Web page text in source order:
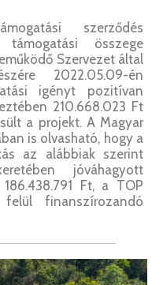
szerződés
összege
Szervezet által
2022.05.09-én
igényt pozitívan
210.668.023 Ft
a projekt. A Magyar
is olvasható, hogy a
az alábbiak szerint
jóváhagyott
Ft, a TOP
finanszírozandó